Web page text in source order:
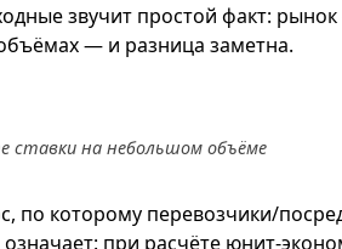
звучит простой факт:
— и разница заметна.
ставки на небольшом объёме
по которому перевозчики/
при расчёте юнит-